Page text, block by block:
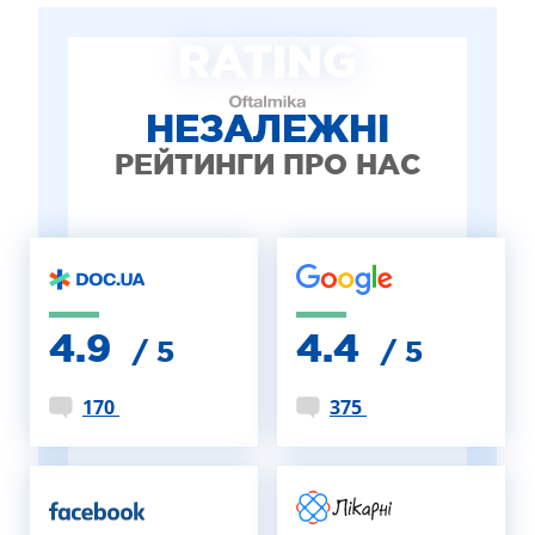
ДИТЯЧА ОФТАЛЬМОЛОГІЯ
ЛІКУВАННЯ ЗАХВОРЮВАНЬ СІТКІВКИ
ЕСТЕТИЧНА ХІРУРГІЯ
НЕЗАЛЕЖНІ
РЕЙТИНГИ ПРО НАС
4.9 / 5
170
4.4 / 5
375